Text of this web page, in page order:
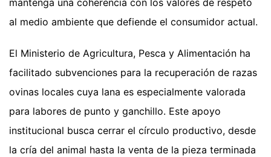
mantenga una coherencia con los valores de respeto
al medio ambiente que defiende el consumidor actual.
El Ministerio de Agricultura, Pesca y Alimentación ha
facilitado subvenciones para la recuperación de razas
ovinas locales cuya lana es especialmente valorada
para labores de punto y ganchillo. Este apoyo
institucional busca cerrar el círculo productivo, desde
la cría del animal hasta la venta de la pieza terminada